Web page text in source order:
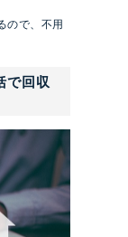
ので、不用
で回収